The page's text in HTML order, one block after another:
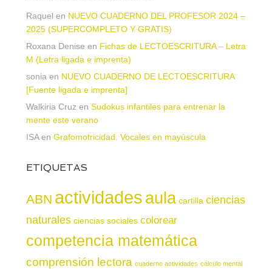
Raquel en NUEVO CUADERNO DEL PROFESOR 2024 –
2025 (SUPERCOMPLETO Y GRATIS)
Roxana Denise en Fichas de LECTOESCRITURA – Letra
M (Letra ligada e imprenta)
sonia en NUEVO CUADERNO DE LECTOESCRITURA
[Fuente ligada e imprenta]
Walkiria Cruz en Sudokus infantiles para entrenar la
mente este verano
ISAen Grafomotricidad. Vocales en mayúscula
ETIQUETAS
ABN actividadesaula cartilla ciencias
naturales ciencias sociales colorear
competencia matemática
comprensión lectora cuaderno actividades cálculo mental